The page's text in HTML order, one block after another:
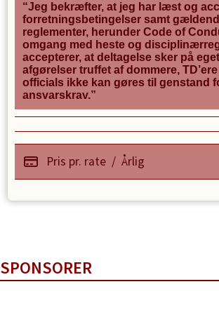
“Jeg bekræfter, at jeg har læst og
forretningsbetingelser samt
reglementer, herunder Code of
omgang med heste og
accepterer, at deltagelse sker på
afgørelser truffet af dommere,
officials ikke kan gøres til genstand
ansvarskrav.”
Pris pr. rate / Årlig
SPONSORER